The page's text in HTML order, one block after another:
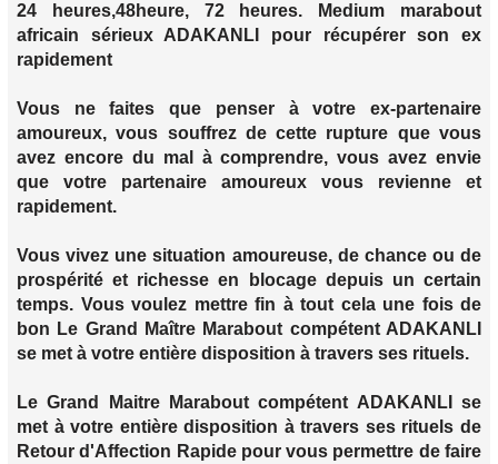
24 heures,48heure, 72 heures. Medium marabout
africain sérieux ADAKANLI pour récupérer son ex
rapidement
Vous ne faites que penser à votre ex-partenaire
amoureux, vous souffrez de cette rupture que vous
avez encore du mal à comprendre, vous avez envie
que votre partenaire amoureux vous revienne et
rapidement.
Vous vivez une situation amoureuse, de chance ou de
prospérité et richesse en blocage depuis un certain
temps. Vous voulez mettre fin à tout cela une fois de
bon Le Grand Maître Marabout compétent ADAKANLI
se met à votre entière disposition à travers ses rituels.
Le Grand Maitre Marabout compétent ADAKANLI se
met à votre entière disposition à travers ses rituels de
Retour d'Affection Rapide pour vous permettre de faire